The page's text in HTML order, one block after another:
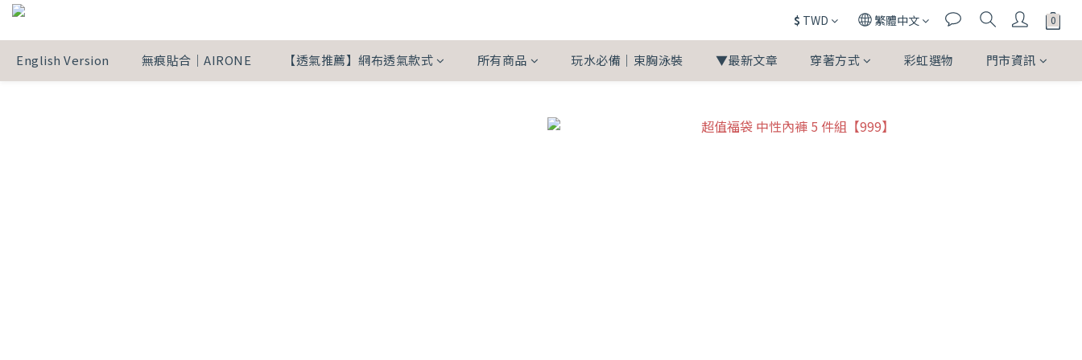
$ TWD 繁體中文
English Version 無痕貼合｜AIRONE 【透氣推薦】網布透氣款式 所有商品 玩水必備｜束胸泳裝 ▼最新文章 穿著方式 彩虹選物 門市資訊